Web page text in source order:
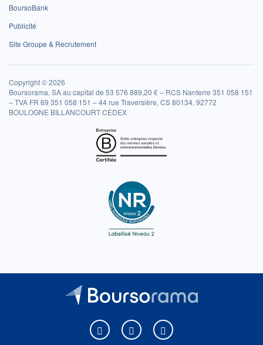
BoursoBank
Publicité
Site Groupe & Recrutement
Copyright © 2026
Boursorama, SA au capital de 53 576 889,20 € – RCS Nanterre 351 058 151
– TVA FR 69 351 058 151 – 44 rue Traversière, CS 80134, 92772
BOULOGNE BILLANCOURT CEDEX
Boursorama sur Facebook
Boursorama sur XBoursorama sur